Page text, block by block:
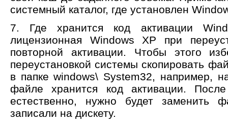
системный каталог, где установлен
7. Где хранится код активации
лицензионная Windows XP при
повторной активации. Чтобы этого
переустановкой системы скопировать
в папке windows\ System32, например,
файле хранится код активации.
естественно, нужно будет заменить
записали на дискету.